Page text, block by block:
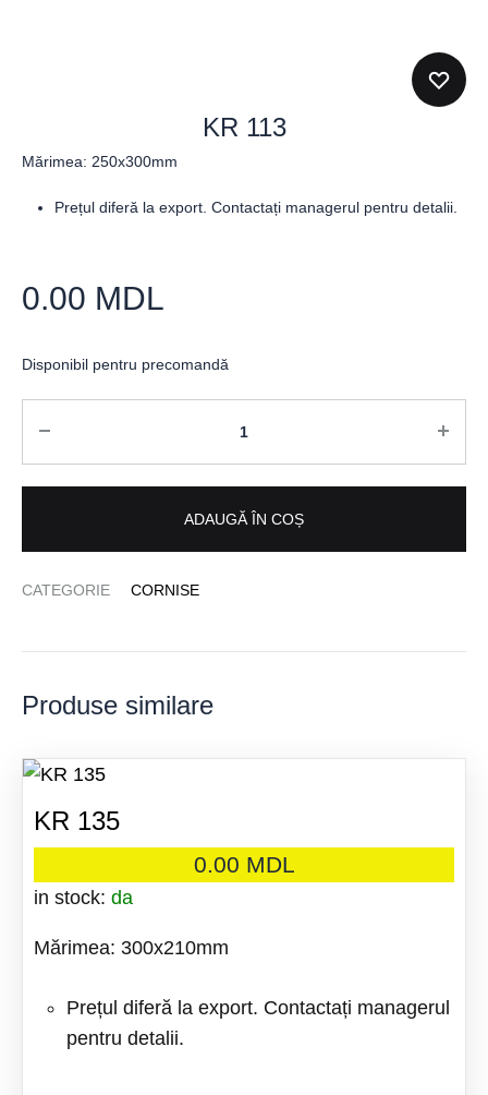
KR 113
Mărimea: 250x300mm
Prețul diferă la export. Contactați managerul pentru detalii.
0.00 MDL
Disponibil pentru precomandă
ADAUGĂ ÎN COȘ
CATEGORIE CORNISE
Produse similare
KR 135
0.00 MDL
in stock: da
Mărimea: 300x210mm
Prețul diferă la export. Contactați managerul
pentru detalii.